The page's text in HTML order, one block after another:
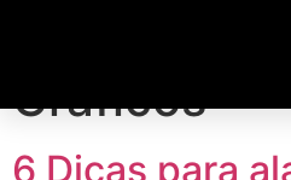
Gráficos
6 Dicas para